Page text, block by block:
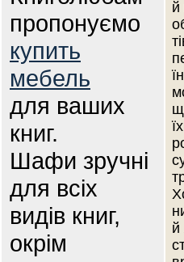
пропонуємо
купить
мебель
для ваших
книг.
Шафи зручні
для всіх
видів книг,
окрім
й
й